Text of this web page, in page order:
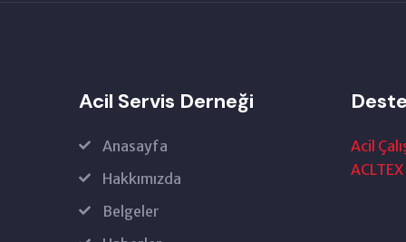
Acil Servis Derneği
Anasayfa
Hakkımızda
Belgeler
Acil
ACLTEX